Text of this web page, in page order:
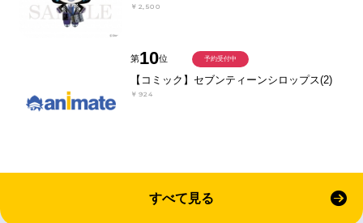
￥2,500
第10位
【コミック】セブンティーンシロップス(2)
￥924
予約受付中
すべて見る